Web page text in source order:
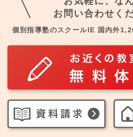
お問い合わせく
個別指導塾のスクールIE 国内外